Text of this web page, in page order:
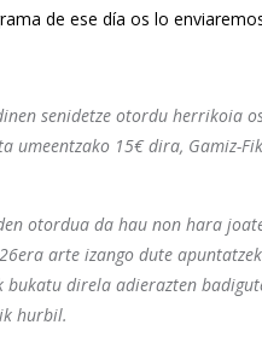
de ese día os lo
senidetze otordu herrikoia
umeentzako 15€ dira, Gamiz-
otordua da hau non hara
arte izango dute
direla adierazten
hurbil.